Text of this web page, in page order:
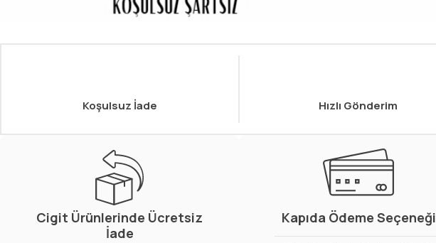
Koşulsuz İade Hızlı Gönderim
Cigit Ürünlerinde Ücretsiz
İade
Kapıda Ödeme Seçeneği